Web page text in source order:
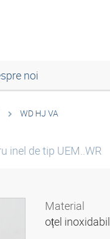
noi
WD HJ VA
inel de tip UEM..WR
Material
oțel inoxidabil